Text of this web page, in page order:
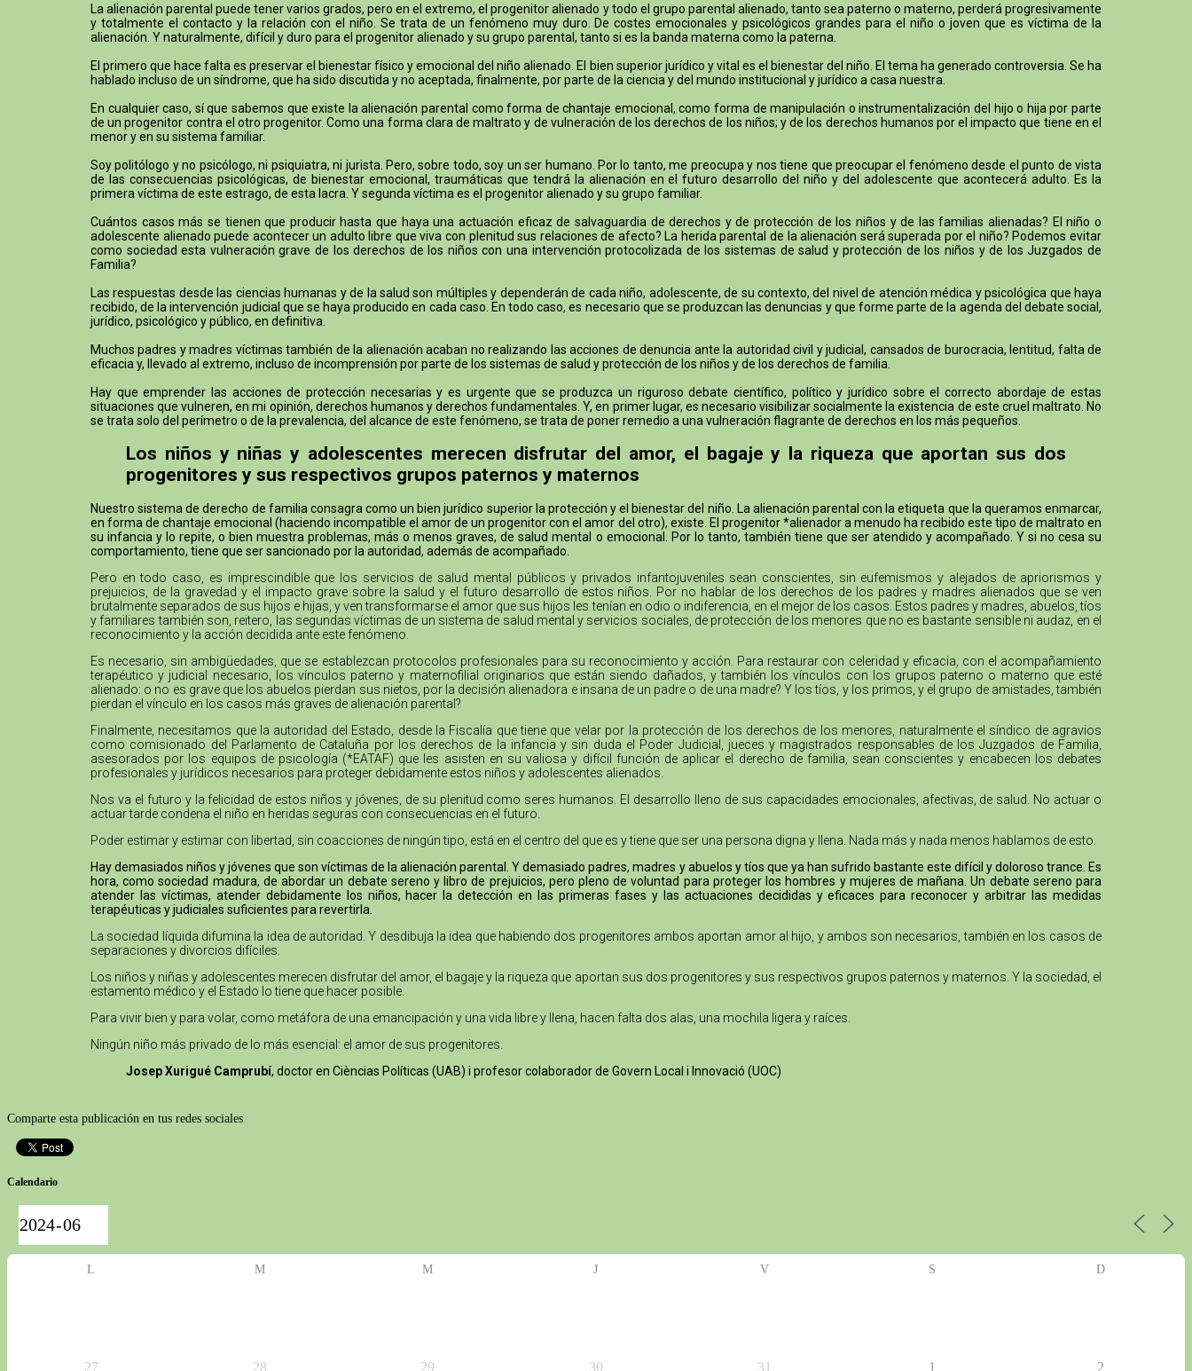
La alienación parental puede tener varios grados, pero en el extremo, el progenitor alienado y todo el grupo parental alienado, tanto sea paterno o materno, perderá progresivamente
y totalmente el contacto y la relación con el niño. Se trata de un fenómeno muy duro. De costes emocionales y psicológicos grandes para el niño o joven que es víctima de la
alienación. Y naturalmente, difícil y duro para el progenitor alienado y su grupo parental, tanto si es la banda materna como la paterna.
El primero que hace falta es preservar el bienestar físico y emocional del niño alienado. El bien superior jurídico y vital es el bienestar del niño. El tema ha generado controversia. Se ha
hablado incluso de un síndrome, que ha sido discutida y no aceptada, finalmente, por parte de la ciencia y del mundo institucional y jurídico a casa nuestra.
En cualquier caso, sí que sabemos que existe la alienación parental como forma de chantaje emocional, como forma de manipulación o instrumentalización del hijo o hija por parte
de un progenitor contra el otro progenitor. Como una forma clara de maltrato y de vulneración de los derechos de los niños; y de los derechos humanos por el impacto que tiene en el
menor y en su sistema familiar.
Soy politólogo y no psicólogo, ni psiquiatra, ni jurista. Pero, sobre todo, soy un ser humano. Por lo tanto, me preocupa y nos tiene que preocupar el fenómeno desde el punto de vista
de las consecuencias psicológicas, de bienestar emocional, traumáticas que tendrá la alienación en el futuro desarrollo del niño y del adolescente que acontecerá adulto. Es la
primera víctima de este estrago, de esta lacra. Y segunda víctima es el progenitor alienado y su grupo familiar.
Cuántos casos más se tienen que producir hasta que haya una actuación eficaz de salvaguardia de derechos y de protección de los niños y de las familias alienadas? El niño o
adolescente alienado puede acontecer un adulto libre que viva con plenitud sus relaciones de afecto? La herida parental de la alienación será superada por el niño? Podemos evitar
como sociedad esta vulneración grave de los derechos de los niños con una intervención protocolizada de los sistemas de salud y protección de los niños y de los Juzgados de
Familia?
Las respuestas desde las ciencias humanas y de la salud son múltiples y dependerán de cada niño, adolescente, de su contexto, del nivel de atención médica y psicológica que haya
recibido, de la intervención judicial que se haya producido en cada caso. En todo caso, es necesario que se produzcan las denuncias y que forme parte de la agenda del debate social,
jurídico, psicológico y público, en definitiva.
Muchos padres y madres víctimas también de la alienación acaban no realizando las acciones de denuncia ante la autoridad civil y judicial, cansados de burocracia, lentitud, falta de
eficacia y, llevado al extremo, incluso de incomprensión por parte de los sistemas de salud y protección de los niños y de los derechos de familia.
Hay que emprender las acciones de protección necesarias y es urgente que se produzca un riguroso debate científico, político y jurídico sobre el correcto abordaje de estas
situaciones que vulneren, en mi opinión, derechos humanos y derechos fundamentales. Y, en primer lugar, es necesario visibilizar socialmente la existencia de este cruel maltrato. No
se trata solo del perímetro o de la prevalencia, del alcance de este fenómeno, se trata de poner remedio a una vulneración flagrante de derechos en los más pequeños.
Los niños y niñas y adolescentes merecen disfrutar del amor, el bagaje y la riqueza que aportan sus dos
progenitores y sus respectivos grupos paternos y maternos
Nuestro sistema de derecho de familia consagra como un bien jurídico superior la protección y el bienestar del niño. La alienación parental con la etiqueta que la queramos enmarcar,
en forma de chantaje emocional (haciendo incompatible el amor de un progenitor con el amor del otro), existe. El progenitor *alienador a menudo ha recibido este tipo de maltrato en
su infancia y lo repite, o bien muestra problemas, más o menos graves, de salud mental o emocional. Por lo tanto, también tiene que ser atendido y acompañado. Y si no cesa su
comportamiento, tiene que ser sancionado por la autoridad, además de acompañado.
Pero en todo caso, es imprescindible que los servicios de salud mental públicos y privados infantojuveniles sean conscientes, sin eufemismos y alejados de apriorismos y
prejuicios, de la gravedad y el impacto grave sobre la salud y el futuro desarrollo de estos niños. Por no hablar de los derechos de los padres y madres alienados que se ven
brutalmente separados de sus hijos e hijas, y ven transformarse el amor que sus hijos les tenían en odio o indiferencia, en el mejor de los casos. Estos padres y madres, abuelos, tíos
y familiares también son, reitero, las segundas víctimas de un sistema de salud mental y servicios sociales, de protección de los menores que no es bastante sensible ni audaz, en el
reconocimiento y la acción decidida ante este fenómeno.
Es necesario, sin ambigüedades, que se establezcan protocolos profesionales para su reconocimiento y acción. Para restaurar con celeridad y eficacia, con el acompañamiento
terapéutico y judicial necesario, los vínculos paterno y maternofilial originarios que están siendo dañados, y también los vínculos con los grupos paterno o materno que esté
alienado: o no es grave que los abuelos pierdan sus nietos, por la decisión alienadora e insana de un padre o de una madre? Y los tíos, y los primos, y el grupo de amistades, también
pierdan el vínculo en los casos más graves de alienación parental?
Finalmente, necesitamos que la autoridad del Estado, desde la Fiscalía que tiene que velar por la protección de los derechos de los menores, naturalmente el síndico de agravios
como comisionado del Parlamento de Cataluña por los derechos de la infancia y sin duda el Poder Judicial, jueces y magistrados responsables de los Juzgados de Familia,
asesorados por los equipos de psicología (*EATAF) que les asisten en su valiosa y difícil función de aplicar el derecho de familia, sean conscientes y encabecen los debates
profesionales y jurídicos necesarios para proteger debidamente estos niños y adolescentes alienados.
Nos va el futuro y la felicidad de estos niños y jóvenes, de su plenitud como seres humanos. El desarrollo lleno de sus capacidades emocionales, afectivas, de salud. No actuar o
actuar tarde condena el niño en heridas seguras con consecuencias en el futuro.
Poder estimar y estimar con libertad, sin coacciones de ningún tipo, está en el centro del que es y tiene que ser una persona digna y llena. Nada más y nada menos hablamos de esto.
Hay demasiados niños y jóvenes que son víctimas de la alienación parental. Y demasiado padres, madres y abuelos y tíos que ya han sufrido bastante este difícil y doloroso trance. Es
hora, como sociedad madura, de abordar un debate sereno y libro de prejuicios, pero pleno de voluntad para proteger los hombres y mujeres de mañana. Un debate sereno para
atender las víctimas, atender debidamente los niños, hacer la detección en las primeras fases y las actuaciones decididas y eficaces para reconocer y arbitrar las medidas
terapéuticas y judiciales suficientes para revertirla.
La sociedad líquida difumina la idea de autoridad. Y desdibuja la idea que habiendo dos progenitores ambos aportan amor al hijo, y ambos son necesarios, también en los casos de
separaciones y divorcios difíciles.
Los niños y niñas y adolescentes merecen disfrutar del amor, el bagaje y la riqueza que aportan sus dos progenitores y sus respectivos grupos paternos y maternos. Y la sociedad, el
estamento médico y el Estado lo tiene que hacer posible.
Para vivir bien y para volar, como metáfora de una emancipación y una vida libre y llena, hacen falta dos alas, una mochila ligera y raíces.
Ningún niño más privado de lo más esencial: el amor de sus progenitores.
Josep Xurigué Camprubí, doctor en Cièncias Políticas (UAB) i profesor colaborador de Govern Local i Innovació (UOC)
Comparte esta publicación en tus redes sociales
Calendario
L M M J V S D
27 28 29 30 31 1 2